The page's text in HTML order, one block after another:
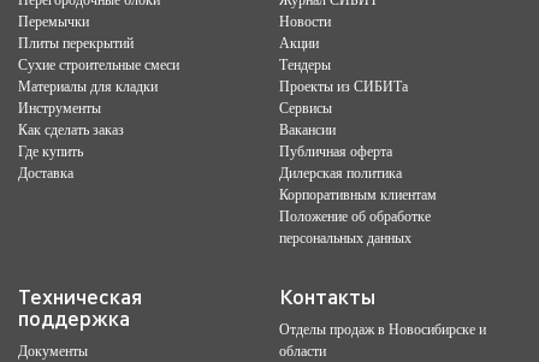
Перемычки
Плиты перекрытий
Сухие строительные смеси
Материалы для кладки
Инструменты
Как сделать заказ
Где купить
Доставка
Новости
Акции
Тендеры
Проекты из СИБИТа
Сервисы
Вакансии
Публичная оферта
Дилерская политика
Корпоративным клиентам
Положение об обработке
персональных данных
Техническая
поддержка
Документы
Контакты
Отделы продаж в Новосибирске и
области